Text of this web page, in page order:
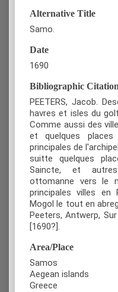
Alternative Title
Samo.
Date
1690
Bibliographic
PEETERS, Jacob.
havres et isles du
Comme aussi des
et quelques
principales de
suitte quelques
Saincte, et
ottomanne vers le
principales villes en
Mogol le tout en
Peeters, Antwerp,
[1690?].
Area/Place
Samos
Aegean islands
Greece